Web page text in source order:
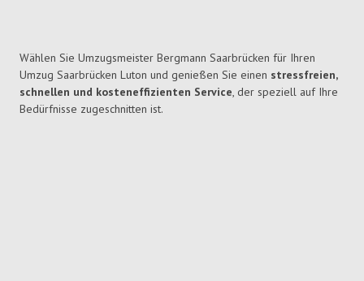
Wählen Sie Umzugsmeister Bergmann Saarbrücken für Ihren
Umzug Saarbrücken Luton und genießen Sie einen stressfreien,
schnellen und kosteneffizienten Service, der speziell auf Ihre
Bedürfnisse zugeschnitten ist.